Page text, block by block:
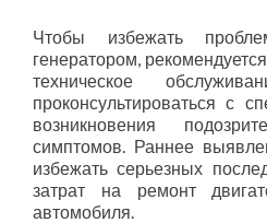
Чтобы избежать
генератором,
техническое
проконсультироваться с
возникновения
симптомов. Раннее
избежать серьезных
затрат на ремонт
автомобиля.